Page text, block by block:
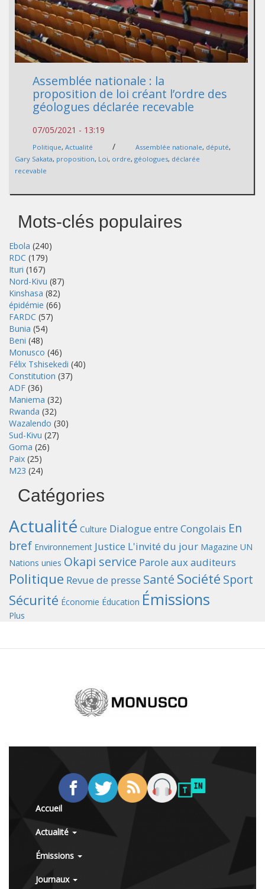
Assemblée nationale : la
proposition de loi créant l’ordre des
géologues déclarée recevable
07/05/2021 - 13:19
Politique, Actualité / Assemblée nationale, député,
Gary Sakata, proposition, Loi, ordre, géologues, déclarée
recevable
Mots-clés populaires
Ebola (240)
RDC (179)
Ituri (167)
Nord-Kivu (87)
Kinshasa (82)
épidémie (66)
FARDC (57)
Bunia (54)
Beni (48)
Monusco (46)
Félix Tshisekedi (40)
Constitution (37)
ADF (36)
Maniema (32)
Rwanda (32)
Wazalendo (30)
Sud-Kivu (27)
Goma (26)
Paix (25)
M23 (24)
Catégories
Actualité Culture Dialogue entre Congolais En
bref Environnement Justice L'invité du jour Magazine UN
Nations unies Okapi service Parole aux auditeurs
Politique Revue de presse Santé Société Sport
Sécurité Économie Éducation Émissions
Plus
Accueil
Actualité
Émissions
Journaux